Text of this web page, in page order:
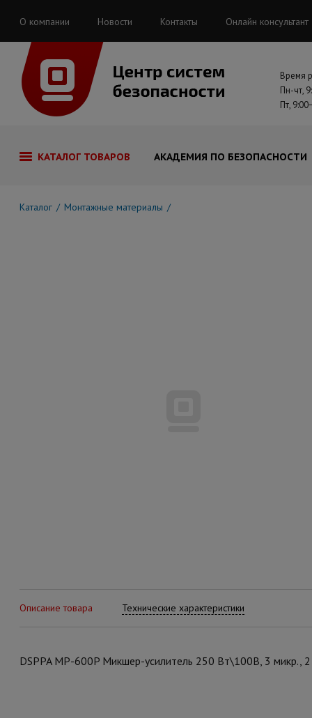
О компании Новости Контакты Онлайн консультант
Время
Пн-чт,
Пт,
КАТАЛОГ ТОВАРОВ АКАДЕМИЯ ПО БЕЗОПАСНОСТИ
Каталог Монтажные материалы
Описание товара Технические характеристики
DSPPA MP-600P Микшер-усилитель 250 Вт\100В, 3 микр.,